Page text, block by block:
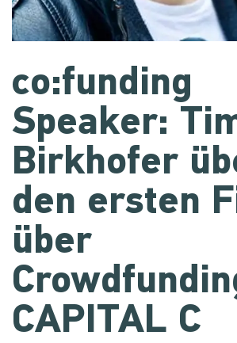
co:funding
Speaker:
Birkhofer
den ersten
über
CAPITAL C